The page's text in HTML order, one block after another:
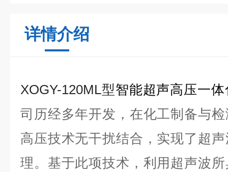
详情介绍
XOGY-120ML型智能超声高压一
司 历经多年开发， 在化工制备与
高压技术无干扰结合，实现了超
理。基于此项技术 ， 利用超声波